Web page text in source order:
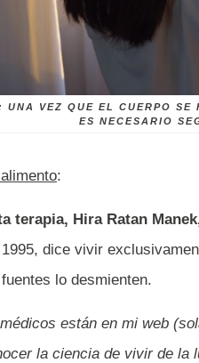
UNA VEZ QUE EL CUERPO SE
ES NECESARIO
:
terapia, Hira Ratan
dice vivir
lo desmienten.
están en mi web
la ciencia de vivir de la